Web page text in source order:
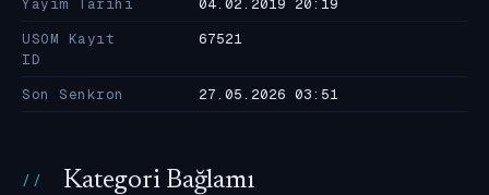
USOM Kayıt
ID
67521
Son Senkron 27.05.2026 03:51
Kategori Bağlamı